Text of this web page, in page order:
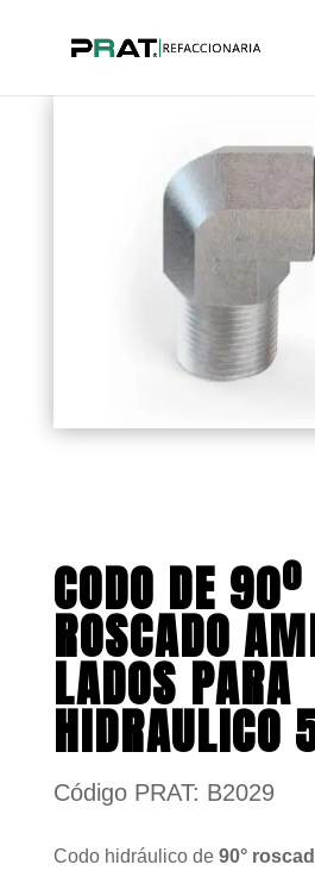
CODO DE 90º
ROSCADO
LADOS PARA
Código PRAT: B2029
Codo hidráulico de 90°